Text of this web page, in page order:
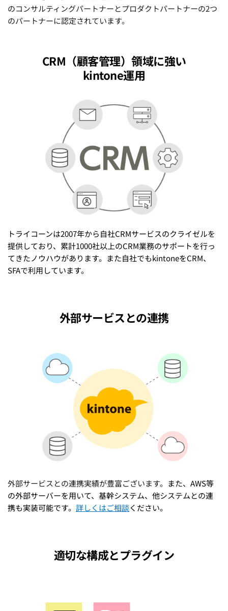
のコンサルティングパートナーとプロダクトパートナーの2つ
のパートナーに認定されています。
CRM（顧客管理）領域に強い
kintone運用
トライコーンは2007年から自社CRMサービスのクライゼルを
提供しており、累計1000社以上のCRM業務のサポートを行っ
てきたノウハウがあります。また自社でもkintoneをCRM、
SFAで利用しています。
外部サービスとの連携
外部サービスとの連携実績が豊富ございます。 また、AWS等
の外部サーバーを用いて、基幹システム、他システムとの連
携も実装可能です。 詳しくはご相談ください。
適切な構成とプラグイン